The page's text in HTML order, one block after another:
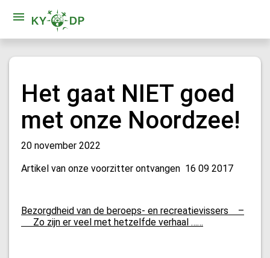
Het gaat NIET goed
met onze Noordzee!
20 november 2022
Artikel van onze voorzitter ontvangen 16 09 2017
Bezorgdheid van de beroeps- en recreatievissers –
Zo zijn er veel met hetzelfde verhaal ……